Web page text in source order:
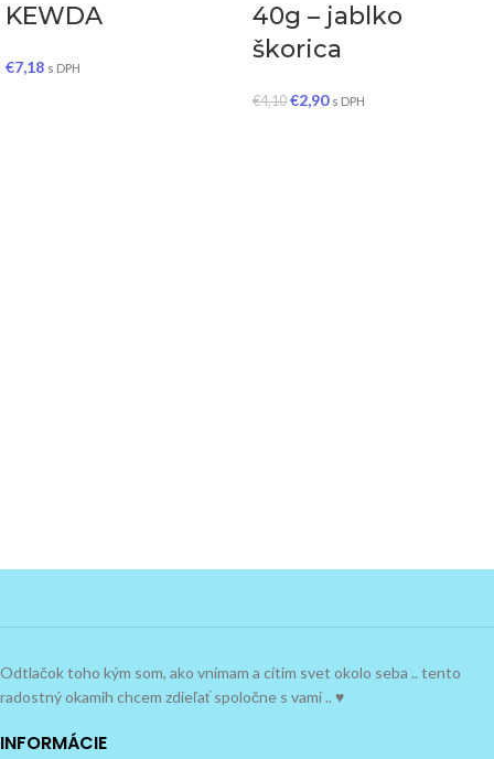
KEWDA
€7,18 s DPH
40g – jablko
škorica
€4,10 €2,90 s DPH
Odtlačok toho kým som, ako vnímam a cítim svet okolo seba .. tento
radostný okamih chcem zdieľať spoločne s vami .. ♥
INFORMÁCIE